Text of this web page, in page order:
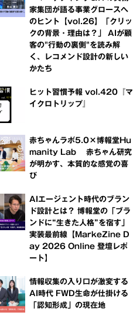
家集団が語る事業グロースへ
のヒント【vol.26】「クリッ
クの背景・理由は？」 AIが顧
客の"行動の裏側"を読み解
く、レコメンド設計の新しい
かたち
ヒット習慣予報 vol.420『マ
イクロトリップ』
赤ちゃんラボ5.0×博報堂Hu
manity Lab 赤ちゃん研究
が明かす、本質的な感覚の喜
び
AIエージェント時代のブラン
ド設計とは？ 博報堂の「ブラ
ンドに“生きた人格”を宿す」
実装最前線【MarkeZine D
ay 2026 Online 登壇レポ
ート】
情報収集の入り口が激変する
AI時代 FWD生命が仕掛ける
「認知形成」の現在地